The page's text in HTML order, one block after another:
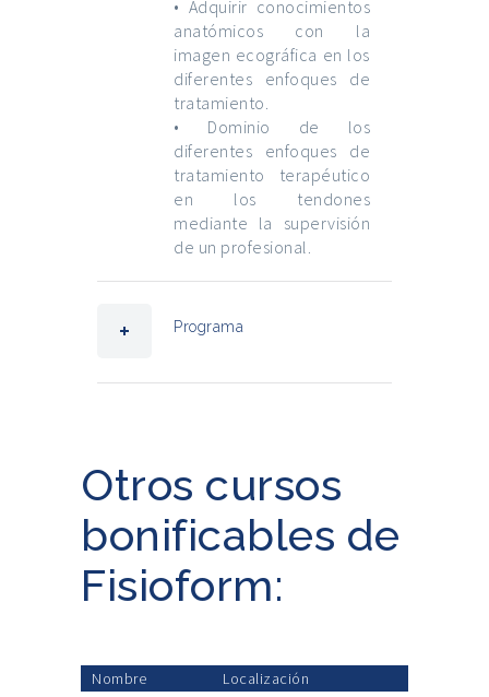
• Adquirir conocimientos
anatómicos con la
imagen ecográfica en los
diferentes enfoques de
tratamiento.
• Dominio de los
diferentes enfoques de
tratamiento terapéutico
en los tendones
mediante la supervisión
de un profesional.
Programa
Otros cursos
bonificables de
Fisioform:
Nombre Localización